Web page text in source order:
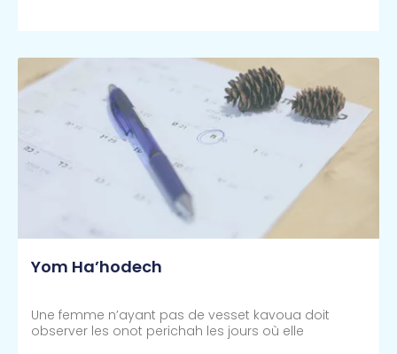
Yom Ha’hodech
Une femme n’ayant pas de vesset kavoua doit
observer les onot perichah les jours où elle